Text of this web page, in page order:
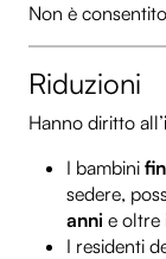
Non è
Riduzioni
Hanno diritto all’
I bambini
sedere,
anni e oltre
I residenti